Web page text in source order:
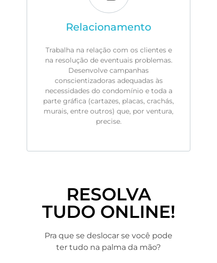
Relacionamento
Trabalha na relação com os clientes e
na resolução de eventuais problemas.
Desenvolve campanhas
conscientizadoras adequadas às
necessidades do condomínio e toda a
parte gráfica (cartazes, placas, crachás,
murais, entre outros) que, por ventura,
precise.
RESOLVA
TUDO ONLINE!
Pra que se deslocar se você pode
ter tudo na palma da mão?